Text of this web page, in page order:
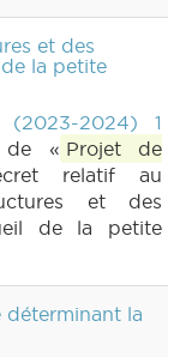
et des
la petite
2024) 1
de « Projet de
relatif au
et des
de la petite
déterminant la